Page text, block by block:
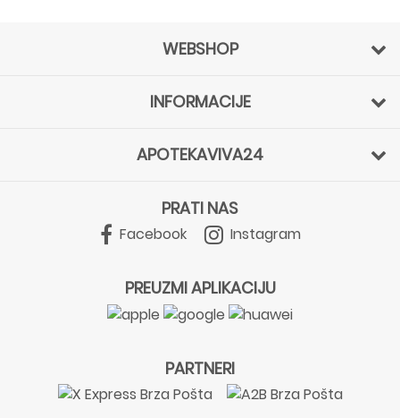
WEBSHOP
INFORMACIJE
APOTEKAVIVA24
PRATI NAS
Facebook Instagram
PREUZMI APLIKACIJU
PARTNERI